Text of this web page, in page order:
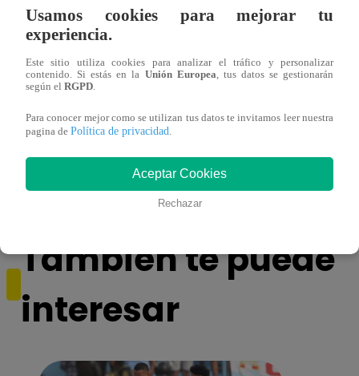
Cantante Jaime Carmona asesinado: todo
lo que sabe de la muerte del exparticipante
de ‘La Voz Perú’
También te puede
interesar
Usamos cookies para mejorar tu
experiencia.
Este sitio utiliza cookies para analizar el tráfico y personalizar
contenido. Si estás en la Unión Europea , tus datos se gestionarán
según el RGPD
Para conocer mejor como se utilizan tus datos te invitamos leer nuestra
pagina de Política de privacidad
Aceptar Cookies
Rechazar